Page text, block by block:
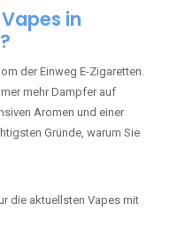
in
der Einweg E-Zigaretten.
mehr Dampfer auf
Aromen und einer
Gründe, warum Sie
die aktuellsten Vapes mit